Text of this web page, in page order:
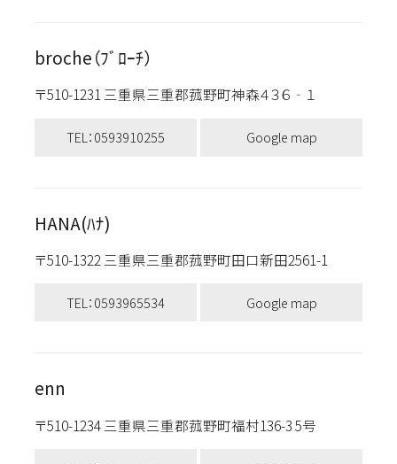
broche（ﾌﾞﾛｰﾁ）
〒510-1231 三重県三重郡菰野町神森４３６‐１
TEL：0593910255 Google map
HANA(ﾊﾅ)
〒510-1322 三重県三重郡菰野町田口新田2561-1
TEL：0593965534 Google map
enn
〒510-1234 三重県三重郡菰野町福村136-3 5号